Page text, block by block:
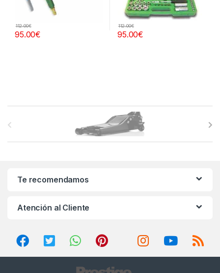
95.00€
112.00€
95.00€
112.00€
a
Te recomendamos
Atención al Cliente